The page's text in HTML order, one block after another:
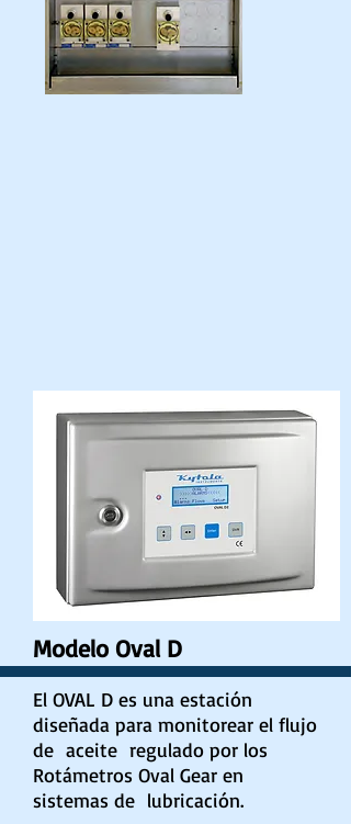
Modelo Oval D
El OVAL D es una estación
diseñada para monitorear el flujo
de aceite regulado por los
Rotámetros Oval Gear en
sistemas de lubricación.